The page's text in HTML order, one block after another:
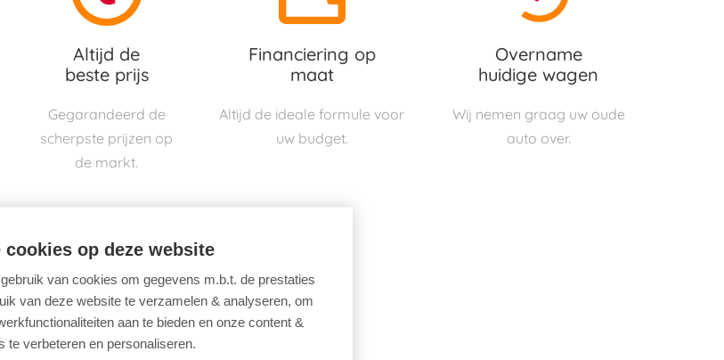
Altijd de
beste prijs
Gegarandeerd de
scherpste prijzen op
de markt.
Financiering op
maat
Altijd de ideale formule voor
uw budget.
Overname
huidige wagen
Wij nemen graag uw oude
auto over.
cookies op deze website
van cookies om gegevens m.b.t. de prestaties
van deze website te verzamelen & analyseren, om
aan te bieden en onze content &
te verbeteren en personaliseren.